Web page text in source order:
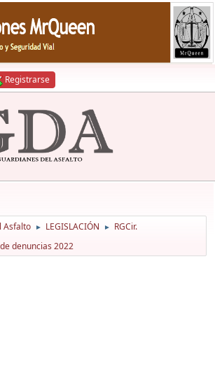
Registrarse
Asfalto ► LEGISLACIÓN ► RGCir.
denuncias 2022